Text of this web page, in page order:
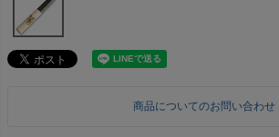
商品についてのお問い合わせ